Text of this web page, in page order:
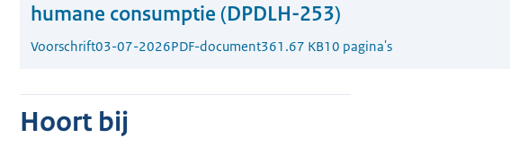
humane consumptie (DPDLH-253)
Voorschrift03-07-2026PDF-document361.67 KB10 pagina's
Hoort bij